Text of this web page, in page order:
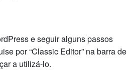
e seguir alguns passos
por “Classic Editor” na barra de
a utilizá-lo.